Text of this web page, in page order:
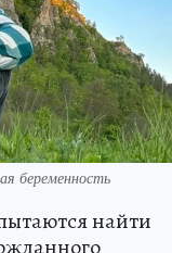
беременность
найти